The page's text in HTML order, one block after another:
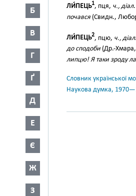
Б
В
Г
Ґ
Д
Е
Є
Ж
З
ЛИ́ПЕЦЬ1, пця, ч., діал
почався (Свидн.,
ЛИ́ПЕЦЬ2, пцю, ч., діал
до сподоби (Др.-
липцю! Я таки зроду
Словник української
Наукова думка,